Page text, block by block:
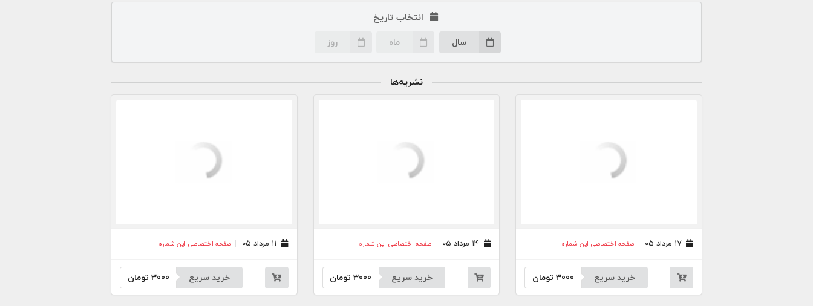
انتخاب تاریخ
سال ماه روز
نشریه‌ها
۱۷ مرداد ۰۵ صفحه اختصاصی این شماره
خرید سریع 3000 تومان
صفحه اختصاصی این شماره
خرید سریع 3000تومان
صفحه اختصاصی این شماره
خرید سریع 3000 تومان